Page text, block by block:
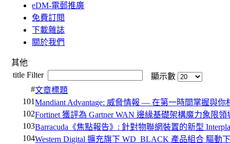
eDM-電郵推廣
免費訂閱
下載雜誌
關於我們
其他
title Filter
顯示數
#文章標題
101Mandiant Advantage: 威脅情報 — 在第一時間掌握與
102Fortinet 獲評為 Gartner WAN 邊緣基礎架構魔力象限領
103Barracuda《焦點報告》: 針對物聯網裝置的新型
104Western Digital 擴充旗下 WD_BLACK 產品組合 驅動